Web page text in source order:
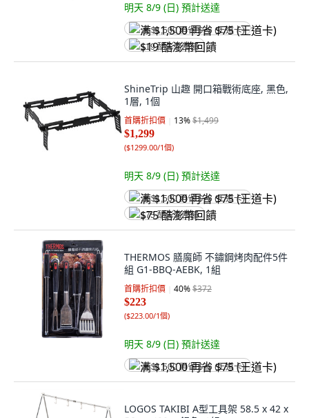
明天 8/9 (日) 預計送達
满 $1,500 再省 $75 (王道卡)
$19 酷澎幣回饋
ShineTrip 山趣 開口箱戰術底座, 黑色,
1層, 1個
首購折扣價 13%$1,499
$1,299
($1299.00/1個)
明天 8/9 (日) 預計送達
满 $1,500 再省 $75 (王道卡)
$75 酷澎幣回饋
THERMOS 膳魔師 不鏽鋼烤肉配件5件
組 G1-BBQ-AEBK, 1組
首購折扣價 40%$372
$223
($223.00/1個)
明天 8/9 (日) 預計送達
满 $1,500 再省 $75 (王道卡)
LOGOS TAKIBI A型工具架 58.5 x 42 x